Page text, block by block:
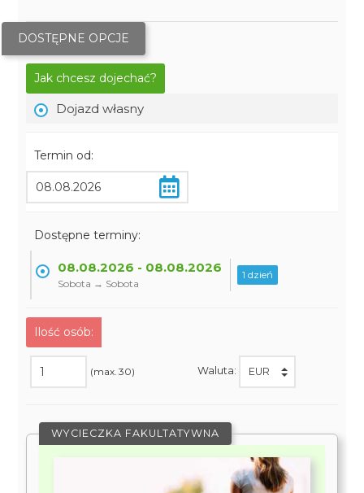
DOSTĘPNE OPCJE
Jak chcesz dojechać?
Dojazd własny
Termin od:
Dostępne terminy:
08.08.2026 - 08.08.2026
Sobota → Sobota
1 dzień
Ilość osób:
(max. 30) Waluta:
WYCIECZKA FAKULTATYWNA